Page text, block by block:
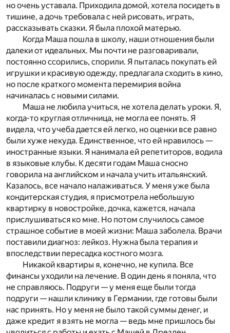
но очень уставала. Приходила домой, хотела посидеть в
тишине, а дочь требовала с ней рисовать, играть,
рассказывать сказки. Я была плохой матерью.
Когда Маша пошла в школу, наши отношения были
далеки от идеальных. Мы почти не разговаривали,
постоянно ссорились, спорили. Я пыталась покупать ей
игрушки и красивую одежду, предлагала сходить в кино,
но после краткого момента перемирия война
начиналась с новыми силами.
Маша не любила учиться, не хотела делать уроки. Я,
когда-то круглая отличница, не могла ее понять. Я
видела, что учеба дается ей легко, но оценки все равно
были хуже некуда. Единственное, что ей нравилось —
иностранные языки. Я нанимала ей репетиторов, водила
в языковые клубы. К десяти годам Маша сносно
говорила на английском и начала учить итальянский.
Казалось, все начало налаживаться. У меня уже была
кондитерская студия, я присмотрела небольшую
квартирку в новостройке, дочка, кажется, начала
прислушиваться ко мне. Но потом случилось самое
страшное событие в моей жизни: Маша заболела. Врачи
поставили диагноз: лейкоз. Нужна была терапия и
впоследствии пересадка костного мозга.
Никакой квартиры я, конечно, не купила. Все
финансы уходили на лечение. В один день я поняла, что
не справляюсь. Подруги — у меня еще были тогда
подруги — нашли клинику в Германии, где готовы были
нас принять. Но у меня не было такой суммы денег, и
даже кредит я взять не могла — ведь мне пришлось бы